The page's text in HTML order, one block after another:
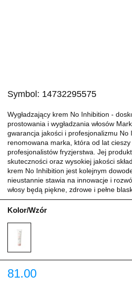
Symbol: 14732295575
Wygładzający krem No Inhibition -
prostowania i wygładzania włosów
gwarancja jakości i profesjonalizmu No
renomowana marka, która od lat
profesjonalistów fryzjerstwa. Jej
skuteczności oraz wysokiej jakości
krem No Inhibition jest kolejnym
nieustannie stawia na innowacje i
włosy będą piękne, zdrowe i pełne
Kolor/Wzór
81.00